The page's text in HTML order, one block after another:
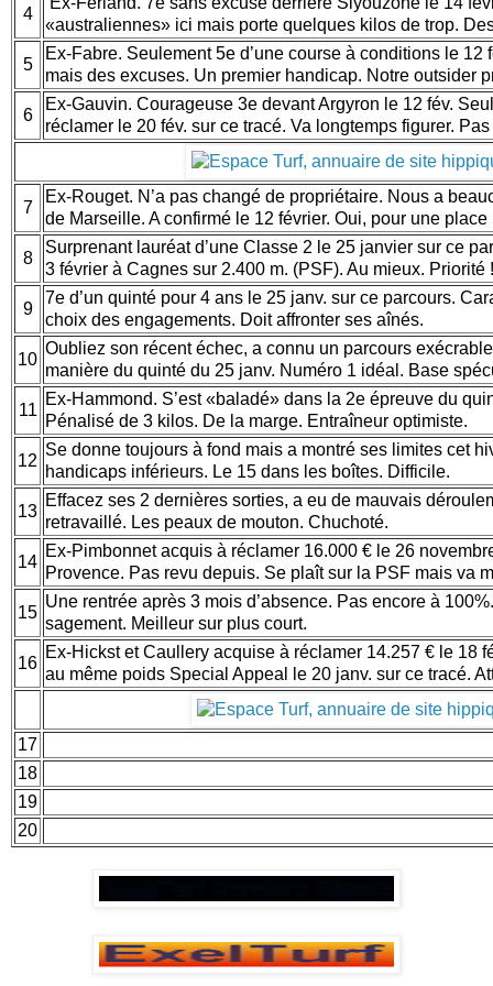
4
«australiennes» ici mais porte quelques kilos de trop.
5
Ex-Fabre. Seulement 5e d’une course à conditions le 12
mais des excuses. Un premier handicap. Notre outsider
6
Ex-Gauvin. Courageuse 3e devant Argyron le 12 fév.
réclamer le 20 fév. sur ce tracé. Va longtemps figurer.
7
Ex-Rouget. N’a pas changé de propriétaire. Nous a
de Marseille. A confirmé le 12 février. Oui, pour une
8
Surprenant lauréat d’une Classe 2 le 25 janvier sur ce
3 février à Cagnes sur 2.400 m. (PSF). Au mieux. Priorité
9
7e d’un quinté pour 4 ans le 25 janv. sur ce parcours.
choix des engagements. Doit affronter ses aînés.
10
Oubliez son récent échec, a connu un parcours
manière du quinté du 25 janv. Numéro 1 idéal. Base
11
Ex-Hammond. S’est «baladé» dans la 2e épreuve du
Pénalisé de 3 kilos. De la marge. Entraîneur optimiste.
12
Se donne toujours à fond mais a montré ses limites cet
handicaps inférieurs. Le 15 dans les boîtes. Difficile.
13
Effacez ses 2 dernières sorties, a eu de mauvais
retravaillé. Les peaux de mouton. Chuchoté.
14
Ex-Pimbonnet acquis à réclamer 16.000 € le 26
Provence. Pas revu depuis. Se plaît sur la PSF mais va
15
Une rentrée après 3 mois d’absence. Pas encore à
sagement. Meilleur sur plus court.
16
Ex-Hickst et Caullery acquise à réclamer 14.257 € le 18
au même poids Special Appeal le 20 janv. sur ce tracé.
17
18
19
20